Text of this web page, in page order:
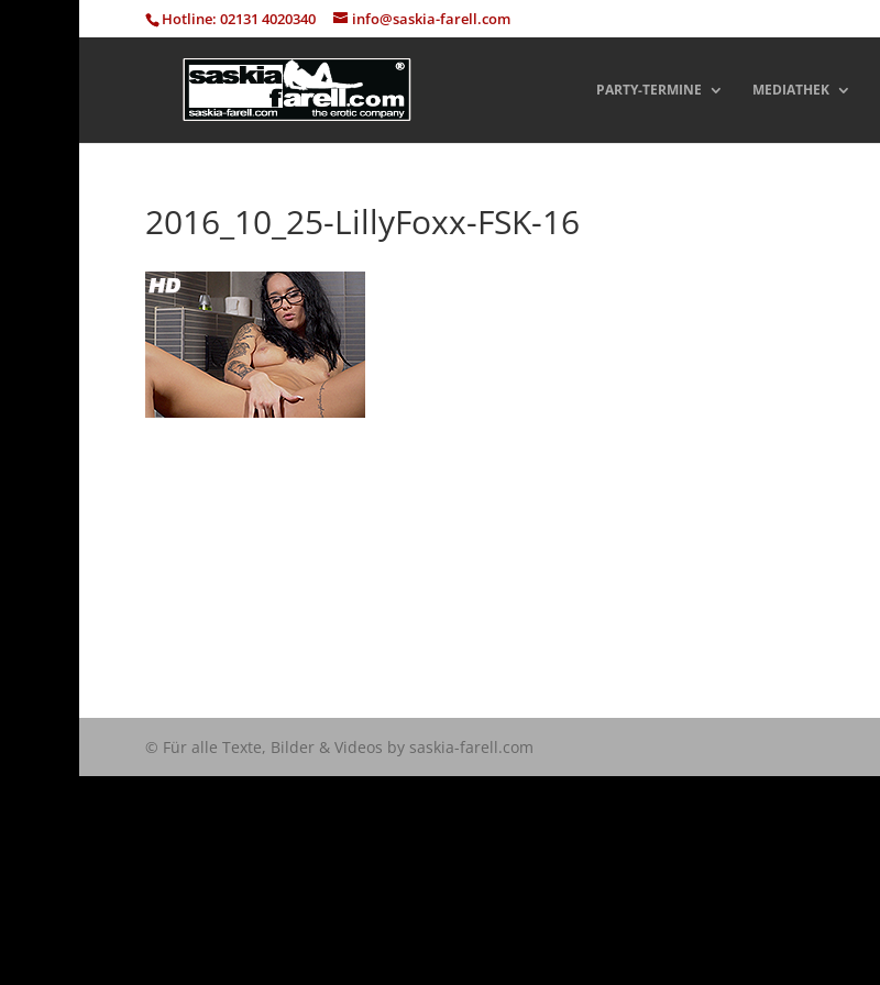
Hotline: 02131 4020340 info@saskia-farell.com
PARTY-TERMINE MEDIATHEK
2016_10_25-LillyFoxx-FSK-16
© Für alle Texte, Bilder & Videos by saskia-farell.com